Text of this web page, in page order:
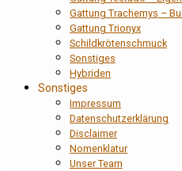
Gattung Trachemys –
Gattung Trionyx
Schildkrötenschmuck
Sonstiges
Hybriden
Sonstiges
Impressum
Datenschutzerklärung
Disclaimer
Nomenklatur
Unser Team